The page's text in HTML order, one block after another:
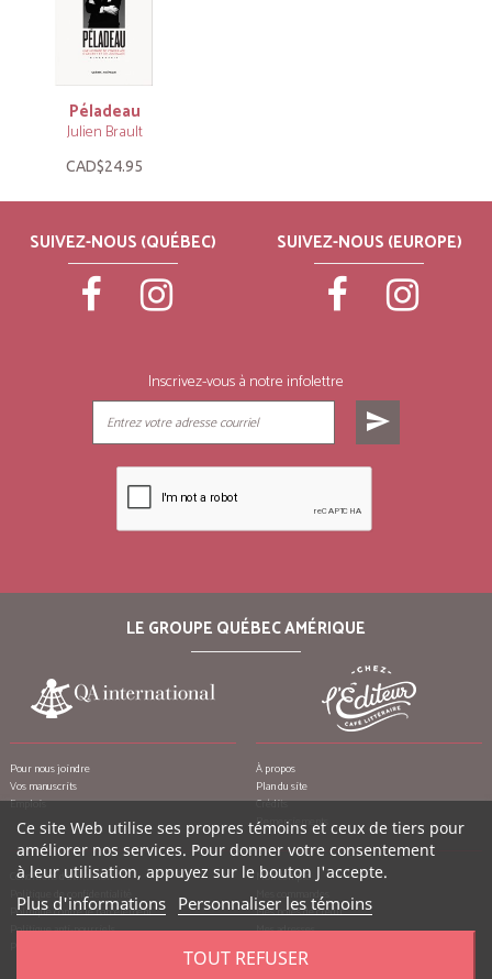
Péladeau
Julien Brault
CAD$24.95
SUIVEZ-NOUS (QUÉBEC) SUIVEZ-NOUS (EUROPE)
Inscrivez-vous à notre infolettre
send
LE GROUPE QUÉBEC AMÉRIQUE
Pour nous joindre
Vos manuscrits
Emplois
À propos
Plan du site
Crédits
Remerciements
Conditions d’utilisation
Politique de confidentialité
Politique contre le harcèlement
Politique anti-pourriels
Mon compte
Mes commandes
Mes notes de crédit
Mes adresses
Mes bons de réduction
Ce site Web utilise ses propres témoins et ceux de tiers pour
améliorer nos services. Pour donner votre consentement
à leur utilisation, appuyez sur le bouton J'accepte.
Plus d'informations Personnaliser les témoins
TOUT REFUSER